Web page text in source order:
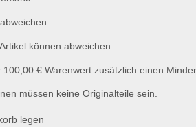
können abweichen.
€ Warenwert zusätzlich einen
müssen keine Originalteile sein.
legen